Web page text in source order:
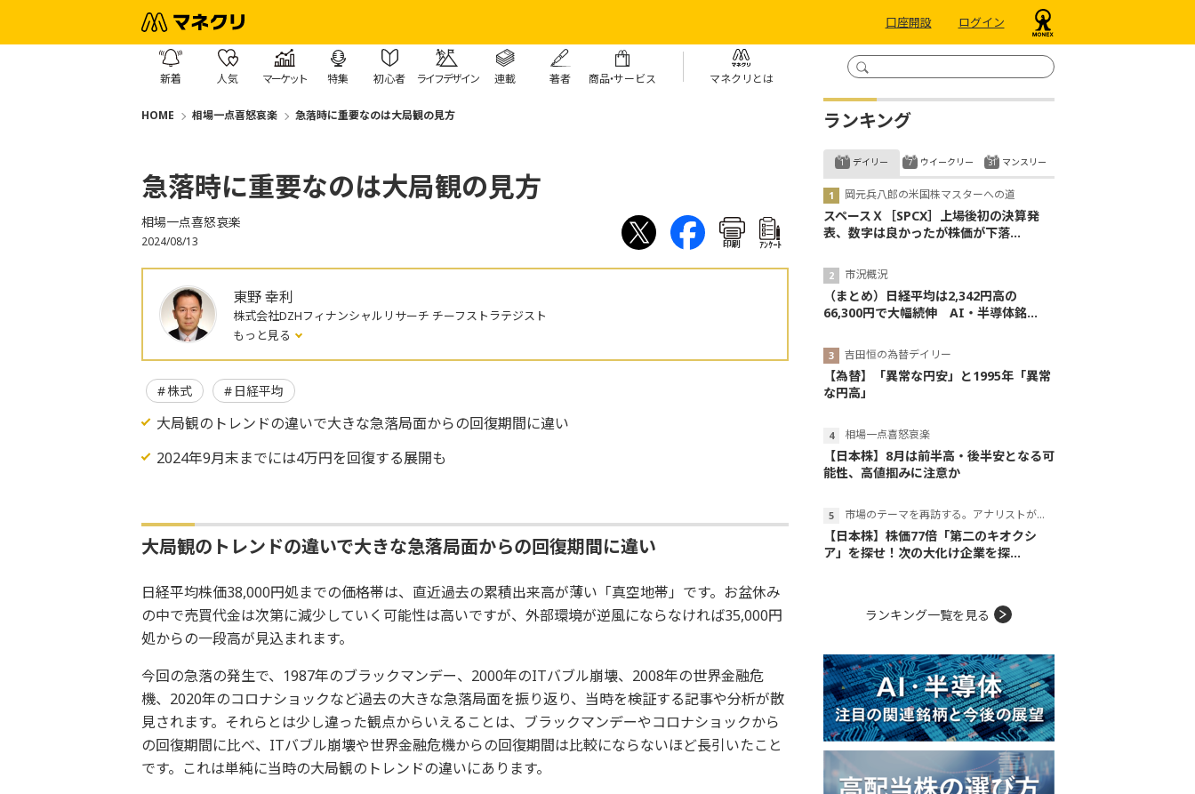
口座開設 ログイン
新着 人気 マーケット 特集 初心者 ライフデザイン 連載 著者 商品・サービス マネクリとは
HOME 相場一点喜怒哀楽 急落時に重要なのは大局観の見方
急落時に重要なのは大局観の見方
相場一点喜怒哀楽
2024/08/13 印刷 ｱﾝｹｰﾄ
東野 幸利
株式会社DZHフィナンシャルリサーチ チーフストラテジスト
もっと見る
株式 日経平均
大局観のトレンドの違いで大きな急落局面からの回復期間に違い
2024年9月末までには4万円を回復する展開も
大局観のトレンドの違いで大きな急落局面からの回復期間に違い
日経平均株価38,000円処までの価格帯は、直近過去の累積出来高が薄い「真空地帯」です。お盆休み
の中で売買代金は次第に減少していく可能性は高いですが、外部環境が逆風にならなければ35,000円
処からの一段高が見込まれます。
今回の急落の発生で、1987年のブラックマンデー、2000年のITバブル崩壊、2008年の世界金融危
機、2020年のコロナショックなど過去の大きな急落局面を振り返り、当時を検証する記事や分析が散
見されます。それらとは少し違った観点からいえることは、ブラックマンデーやコロナショックから
の回復期間に比べ、ITバブル崩壊や世界金融危機からの回復期間は比較にならないほど長引いたこと
です。これは単純に当時の大局観のトレンドの違いにあります。
ランキング
デイリー
岡元兵八郎の米国株マスターへの道
スペースＸ［SPCX］上場後初の決算発
表、数字は良かったが株価が下落...
市況概況
（まとめ）日経平均は2,342円高の
66,300円で大幅続伸 AI・半導体銘...
吉田恒の為替デイリー
【為替】「異常な円安」と1995年「異常
な円高」
相場一点喜怒哀楽
【日本株】8月は前半高・後半安となる可
能性、高値掴みに注意か
市場のテーマを再訪する。アナリストが読み解くテーマの本質
【日本株】株価77倍「第二のキオクシ
ア」を探せ！次の大化け企業を探...
ウイークリー マンスリー
ランキング一覧を見る